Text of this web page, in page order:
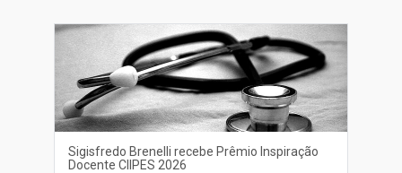
Sigisfredo Brenelli recebe Prêmio Inspiração
Docente CIIPES 2026